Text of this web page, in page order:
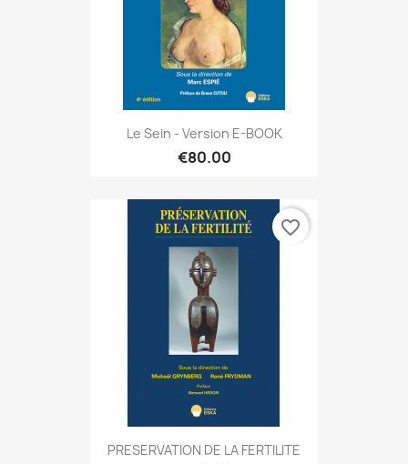
Le Sein - Version E-BOOK
€80.00
PRESERVATION DE LA FERTILITE
favorite_border